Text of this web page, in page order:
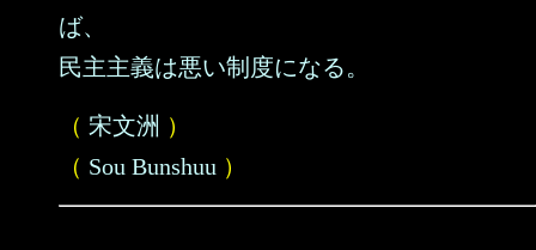
ば、
民主主義は悪い制度になる。
（ 宋文洲 ）
（ Sou Bunshuu ）